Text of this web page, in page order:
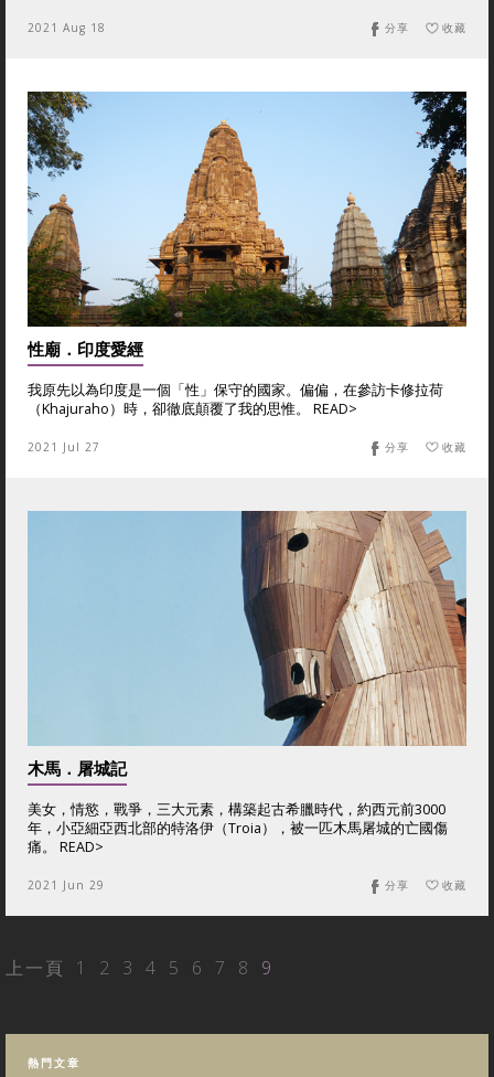
2021 Aug 18 收藏
分享
性廟．印度愛經
我原先以為印度是一個「性」保守的國家。偏偏，在參訪卡修拉荷
（Khajuraho）時，卻徹底顛覆了我的思惟。 READ>
2021 Jul 27 收藏
分享
木馬．屠城記
美女，情慾，戰爭，三大元素，構築起古希臘時代，約西元前3000
年，小亞細亞西北部的特洛伊（Troia），被一匹木馬屠城的亡國傷
痛。 READ>
2021 Jun 29 收藏
分享
上一頁 1 2 3 4 5 6 7 8 9
熱門文章